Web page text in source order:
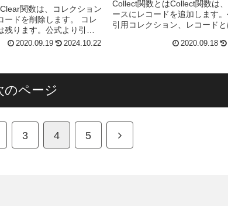
関数は、コレクション
ードを削除します。 コレ
残ります。公式より引用
ータソースのレコードや、
2020.09.19 2024.10.22
Collect関数とはCollect関数は
ースにレコードを追加します。
引用コレクション、レコードと
Excelでいう行をPower Apps...
2020.09.18
のページ
3 4 5 次